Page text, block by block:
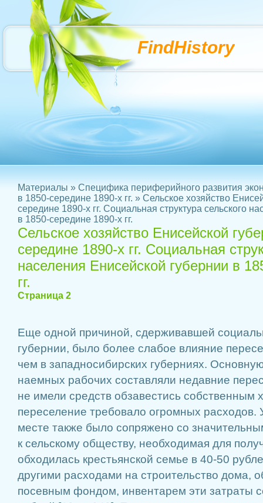
FindHistory
Материалы » Специфика периферийного развития
в 1850-середине 1890-х гг. » Сельское хозяйство
середине 1890-х гг. Социальная структура сельского
в 1850-середине 1890-х гг.
Сельское хозяйство Енисейской
середине 1890-х гг. Социальная
населения Енисейской губернии в
гг.
Страница 2
Еще одной причиной, сдерживавшей
губернии, было более слабое влияние
чем в западносибирских губерниях.
наемных рабочих составляли недавние
не имели средств обзавестись собственным
переселение требовало огромных расходов.
месте также было сопряжено со
к сельскому обществу, необходимая для
обходилась крестьянской семье в 40-50
другими расходами на строительство дома,
посевным фондом, инвентарем эти затраты